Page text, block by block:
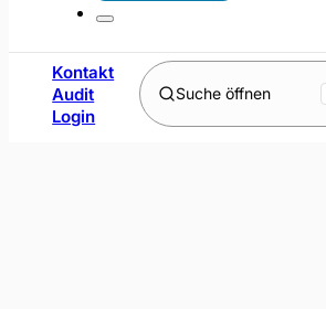
Kontakt
Audit
Login
Suche öffnen